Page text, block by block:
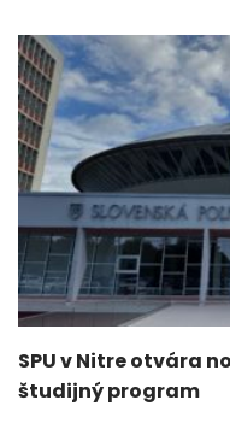
SPU v Nitre otvára
študijný program